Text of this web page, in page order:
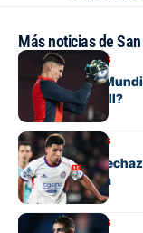
Más noticias de
Mercado de pases
Entre su gran
con Orlando Gill?
Mercado de pases
La oferta que
club de España
Mercado de pases